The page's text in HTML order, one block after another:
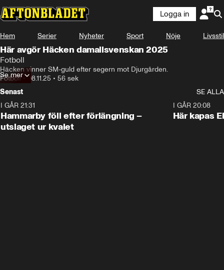
Logga in
Hem Serier Nyheter Sport Nöje Livsstil
Här avgör Häcken damallsvenskan 2025
Fotboll
Häcken vinner SM-guld efter segern mot Djurgården.
Fotboll•08.11.25 • 56 sek
Se mer
Senast
SE ALLA
I GÅR 21:31
Hammarby föll efter förlängning –
utslaget ur kvalet
I GÅR 20:08
Här kapas